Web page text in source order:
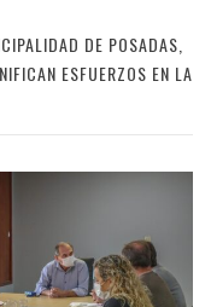
DE POSADAS,
ESFUERZOS EN LA